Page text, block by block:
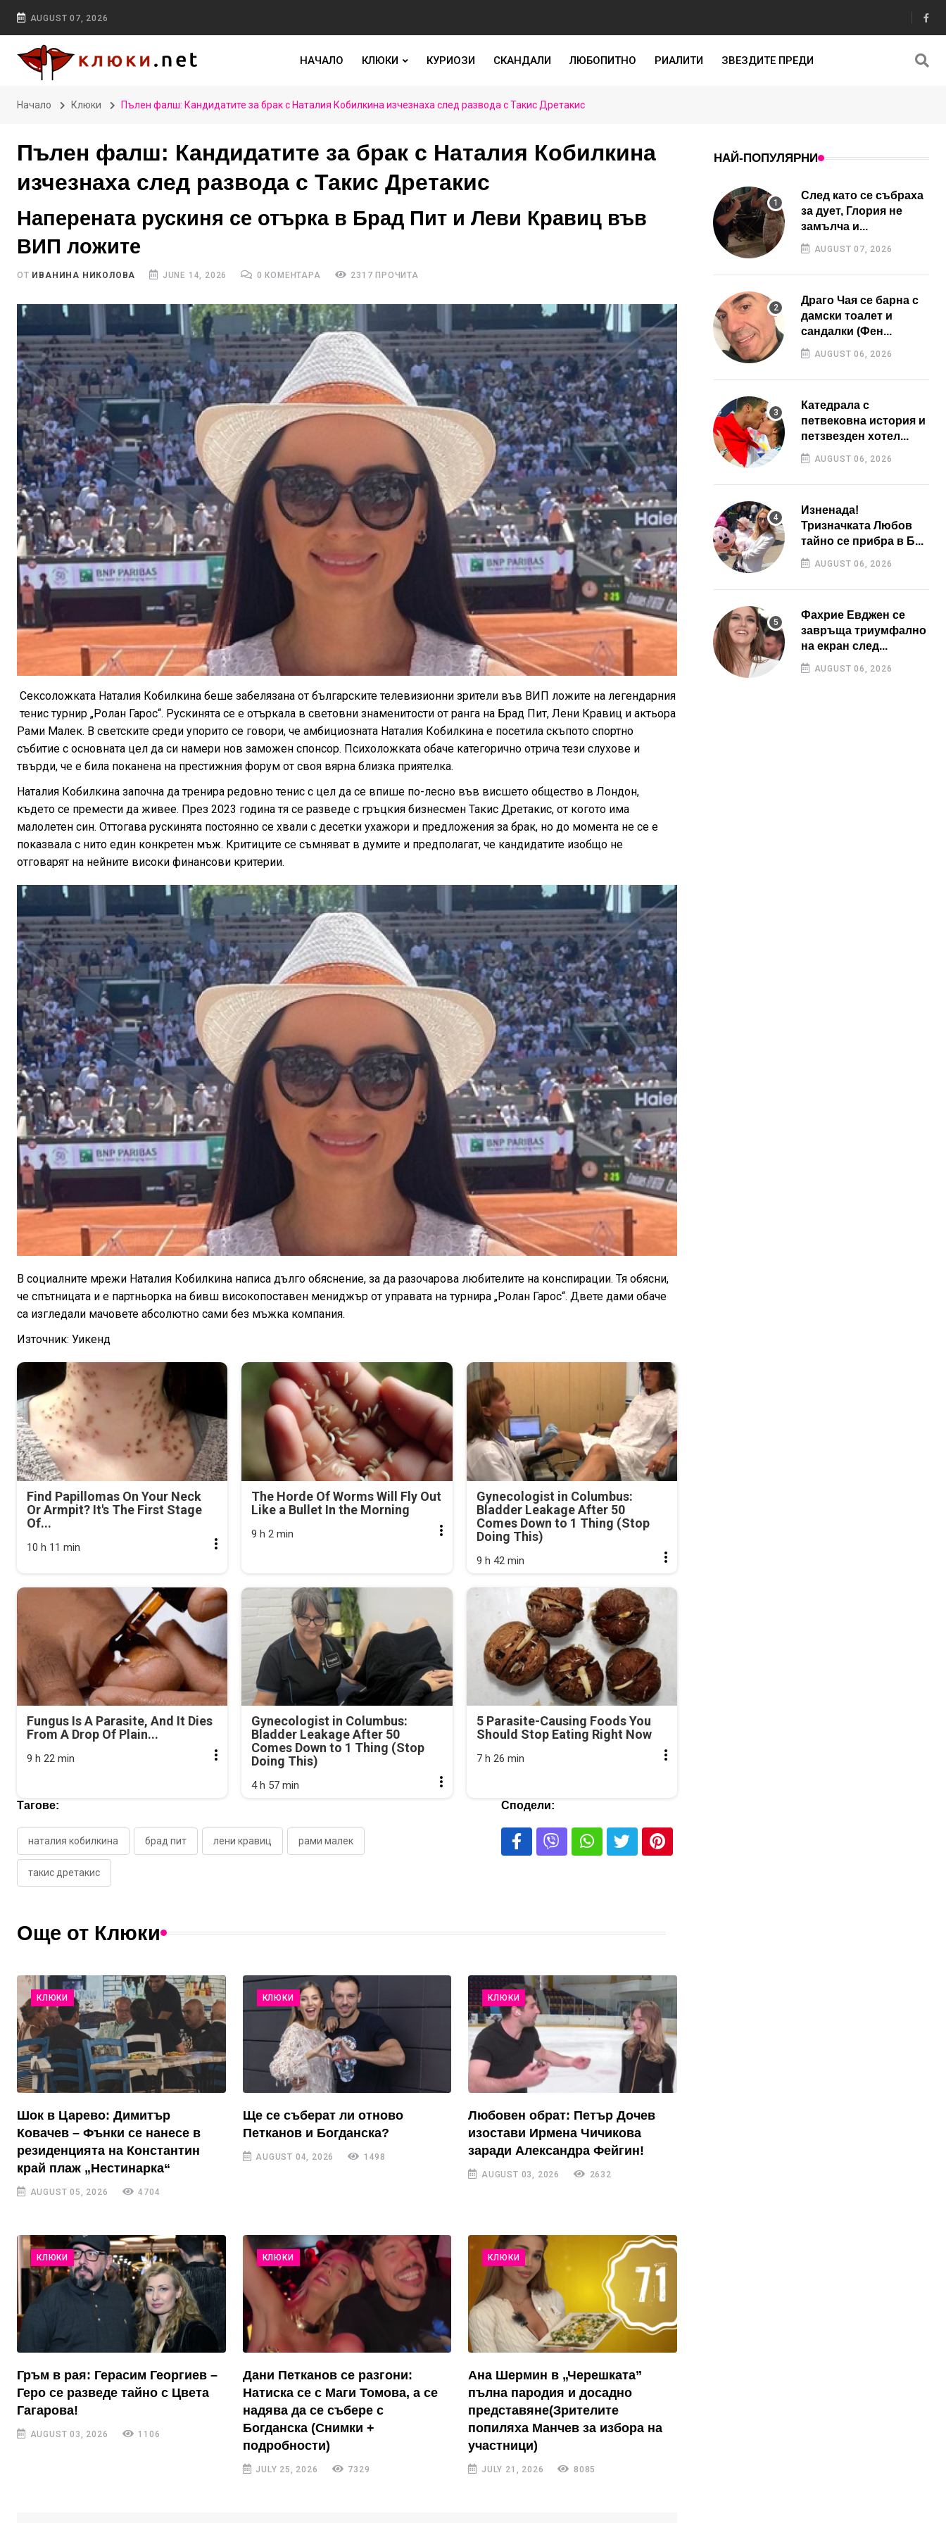
AUGUST 07, 2026
НАЧАЛО КЛЮКИ КУРИОЗИ СКАНДАЛИ ЛЮБОПИТНО РИАЛИТИ ЗВЕЗДИТЕ ПРЕДИ
Начало Клюки Пълен фалш: Кандидатите за брак с Наталия Кобилкина изчезнаха след развода с Такис Дретакис
Пълен фалш: Кандидатите за брак с Наталия Кобилкина
изчезнаха след развода с Такис Дретакис
Наперената рускиня се отърка в Брад Пит и Леви Кравиц във
ВИП ложите
ОТ ИВАНИНА НИКОЛОВА JUNE 14, 2026 0 КОМЕНТАРА 2317 ПРОЧИТА
Сексоложката Наталия Кобилкина беше забелязана от българските телевизионни зрители във ВИП ложите на легендарния
тенис турнир „Ролан Гарос“. Рускинята се е отъркала в световни знаменитости от ранга на Брад Пит, Лени Кравиц и актьора
Рами Малек. В светските среди упорито се говори, че амбициозната Наталия Кобилкина е посетила скъпото спортно
събитие с основната цел да си намери нов заможен спонсор. Психоложката обаче категорично отрича тези слухове и
твърди, че е била поканена на престижния форум от своя вярна близка приятелка.
Наталия Кобилкина започна да тренира редовно тенис с цел да се впише по-лесно във висшето общество в Лондон,
където се премести да живее. През 2023 година тя се разведе с гръцкия бизнесмен Такис Дретакис, от когото има
малолетен син. Оттогава рускинята постоянно се хвали с десетки ухажори и предложения за брак, но до момента не се е
показвала с нито един конкретен мъж. Критиците се съмняват в думите и предполагат, че кандидатите изобщо не
отговарят на нейните високи финансови критерии.
В социалните мрежи Наталия Кобилкина написа дълго обяснение, за да разочарова любителите на конспирации. Тя обясни,
че спътницата и е партньорка на бивш високопоставен мениджър от управата на турнира „Ролан Гарос“. Двете дами обаче
са изгледали мачовете абсолютно сами без мъжка компания.
Източник: Уикенд
Find Papillomas On Your Neck
Or Armpit? It's The First Stage
Of...
10 h 11 min
The Horde Of Worms Will Fly Out
Like a Bullet In the Morning
9 h 2 min
Gynecologist in Columbus:
Bladder Leakage After 50
Comes Down to 1 Thing (Stop
Doing This)
9 h 42 min
Fungus Is A Parasite, And It Dies
From A Drop Of Plain...
9 h 22 min
Gynecologist in Columbus:
Bladder Leakage After 50
Comes Down to 1 Thing (Stop
Doing This)
4 h 57 min
5 Parasite-Causing Foods You
Should Stop Eating Right Now
7 h 26 min
Тагове:
наталия кобилкина брад пит лени кравиц рами малек
такис дретакис
Сподели:
Още от Клюки
КЛЮКИ
Шок в Царево: Димитър
Ковачев – Фънки се нанесе в
резиденцията на Константин
край плаж „Нестинарка“
AUGUST 05, 2026 4704
КЛЮКИ
Ще се съберат ли отново
Петканов и Богданска?
AUGUST 04, 2026 1498
КЛЮКИ
Любовен обрат: Петър Дочев
изостави Ирмена Чичикова
заради Александра Фейгин!
AUGUST 03, 2026 2632
КЛЮКИ
Гръм в рая: Герасим Георгиев –
Геро се разведе тайно с Цвета
Гагарова!
AUGUST 03, 2026 1106
КЛЮКИ
Дани Петканов се разгони:
Натиска се с Маги Томова, а се
надява да се събере с
Богданска (Снимки +
подробности)
JULY 25, 2026 7329
КЛЮКИ
Ана Шермин в „Черешката”
пълна пародия и досадно
представяне(Зрителите
попиляха Манчев за избора на
участници)
JULY 21, 2026 8085
НАЙ-ПОПУЛЯРНИ
След като се събраха
за дует, Глория не
замълча и...
AUGUST 07, 2026
Драго Чая се барна с
дамски тоалет и
сандалки (Фен...
AUGUST 06, 2026
Катедрала с
петвековна история и
петзвезден хотел...
AUGUST 06, 2026
Изненада!
Тризначката Любов
тайно се прибра в Б...
AUGUST 06, 2026
Фахрие Евджен се
завръща триумфално
на екран след...
AUGUST 06, 2026